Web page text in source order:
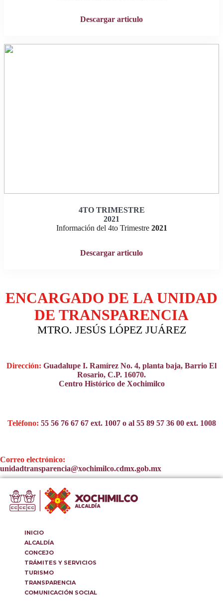
Descargar articulo
4TO TRIMESTRE
2021
Información del 4to Trimestre 2021
Descargar articulo
ENCARGADO DE LA UNIDAD
DE TRANSPARENCIA
MTRO. JESÚS LÓPEZ JUÁREZ
Dirección: Guadalupe I. Ramírez No. 4, planta baja, Barrio El
Rosario, C.P. 16070.
Centro Histórico de Xochimilco
Teléfono: 55 56 76 67 67 ext. 1007 o al 55 89 57 36 00 ext. 1008
Correo electrónico:
unidadtransparencia@xochimilco.cdmx.gob.mx
INICIO
ALCALDÍA
CONCEJO
TRÁMITES Y SERVICIOS
TURISMO
TRANSPARENCIA
COMUNICACIÓN SOCIAL